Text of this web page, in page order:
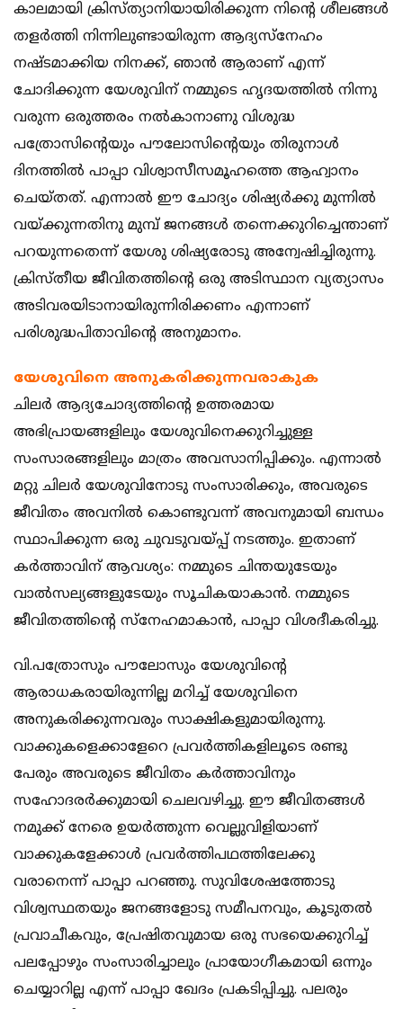
കാലമായി ക്രിസ്ത്യാനിയായിരിക്കുന്ന നിന്റെ ശീലങ്ങള്‍
തളര്‍ത്തി നിന്നിലുണ്ടായിരുന്ന ആദ്യസ്‌നേഹം
നഷ്ടമാക്കിയ നിനക്ക്, ഞാന്‍ ആരാണ് എന്ന്
ചോദിക്കുന്ന യേശുവിന് നമ്മുടെ ഹൃദയത്തില്‍ നിന്നു
വരുന്ന ഒരുത്തരം നല്‍കാനാണു വിശുദ്ധ
പത്രോസിന്റെയും പൗലോസിന്റെയും തിരുനാള്‍
ദിനത്തില്‍ പാപ്പാ വിശ്വാസീസമൂഹത്തെ ആഹ്വാനം
ചെയ്തത്. എന്നാല്‍ ഈ ചോദ്യം ശിഷ്യര്‍ക്കു മുന്നില്‍
വയ്ക്കുന്നതിനു മുമ്പ് ജനങ്ങള്‍ തന്നെക്കുറിച്ചെന്താണ്
പറയുന്നതെന്ന് യേശു ശിഷ്യരോടു അന്വേഷിച്ചിരുന്നു.
ക്രിസ്തീയ ജീവിതത്തിന്റെ ഒരു അടിസ്ഥാന വ്യത്യാസം
അടിവരയിടാനായിരുന്നിരിക്കണം എന്നാണ്
പരിശുദ്ധപിതാവിന്റെ അനുമാനം.
യേശുവിനെ അനുകരിക്കുന്നവരാകുക
ചിലര്‍ ആദ്യചോദ്യത്തിന്റെ ഉത്തരമായ
അഭിപ്രായങ്ങളിലും യേശുവിനെക്കുറിച്ചുള്ള
സംസാരങ്ങളിലും മാത്രം അവസാനിപ്പിക്കും. എന്നാല്‍
മറ്റു ചിലര്‍ യേശുവിനോടു സംസാരിക്കും, അവരുടെ
ജീവിതം അവനില്‍ കൊണ്ടുവന്ന് അവനുമായി ബന്ധം
സ്ഥാപിക്കുന്ന ഒരു ചുവടുവയ്പ്പ് നടത്തും. ഇതാണ്
കര്‍ത്താവിന് ആവശ്യം: നമ്മുടെ ചിന്തയുടേയും
വാല്‍സല്യങ്ങളുടേയും സൂചികയാകാന്‍. നമ്മുടെ
ജീവിതത്തിന്റെ സ്‌നേഹമാകാന്‍, പാപ്പാ വിശദീകരിച്ചു.
വി.പത്രോസും പൗലോസും യേശുവിന്റെ
ആരാധകരായിരുന്നില്ല മറിച്ച് യേശുവിനെ
അനുകരിക്കുന്നവരും സാക്ഷികളുമായിരുന്നു.
വാക്കുകളെക്കാളേറെ പ്രവര്‍ത്തികളിലൂടെ രണ്ടു
പേരും അവരുടെ ജീവിതം കര്‍ത്താവിനും
സഹോദരര്‍ക്കുമായി ചെലവഴിച്ചു. ഈ ജീവിതങ്ങള്‍
നമുക്ക് നേരെ ഉയര്‍ത്തുന്ന വെല്ലുവിളിയാണ്
വാക്കുകളേക്കാള്‍ പ്രവര്‍ത്തിപഥത്തിലേക്കു
വരാനെന്ന് പാപ്പാ പറഞ്ഞു. സുവിശേഷത്തോടു
വിശ്വസ്ഥതയും ജനങ്ങളോടു സമീപനവും, കൂടുതല്‍
പ്രവാചീകവും, പ്രേഷിതവുമായ ഒരു സഭയെക്കുറിച്ച്
പലപ്പോഴും സംസാരിച്ചാലും പ്രായോഗീകമായി ഒന്നും
ചെയ്യാറില്ല എന്ന് പാപ്പാ ഖേദം പ്രകടിപ്പിച്ചു. പലരും